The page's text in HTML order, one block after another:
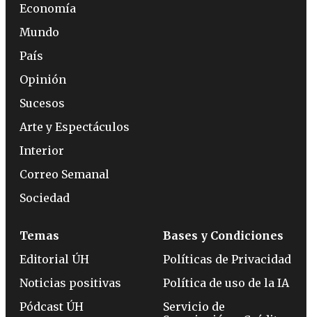
Economía
Mundo
País
Opinión
Sucesos
Arte y Espectáculos
Interior
Correo Semanal
Sociedad
Temas
Editorial ÚH
Noticias positivas
Pódcast ÚH
Bases y Condiciones
Políticas de Privacidad
Política de uso de la IA
Servicio de